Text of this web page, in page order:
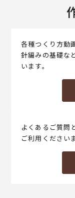
各種つくり方動
針編みの基礎な
います。
よくあるご質問
ご利用ください